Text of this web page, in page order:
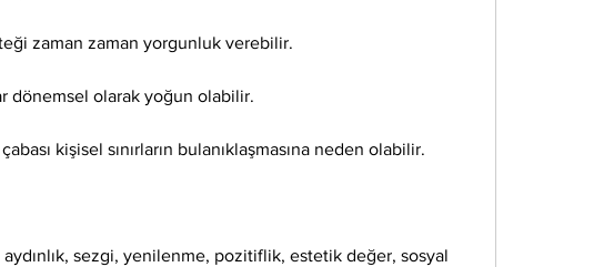
zaman zaman yorgunluk verebilir.
dönemsel olarak yoğun olabilir.
kişisel sınırların bulanıklaşmasına neden olabilir.
sezgi, yenilenme, pozitiflik, estetik değer, sosyal